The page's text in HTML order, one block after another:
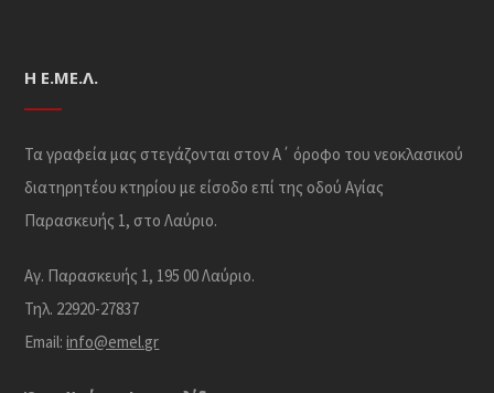
Η Ε.ΜΕ.Λ.
Τα γραφεία μας στεγάζονται στον Α΄ όροφο του νεοκλασικού
διατηρητέου κτηρίου με είσοδο επί της οδού Αγίας
Παρασκευής 1, στο Λαύριο.
Αγ. Παρασκευής 1, 195 00 Λαύριο.
Τηλ. 22920-27837
Email:info@emel.gr